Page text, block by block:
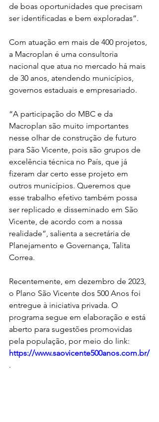
de boas oportunidades que precisam
ser identificadas e bem exploradas”.
Com atuação em mais de 400 projetos,
a Macroplan é uma consultoria
nacional que atua no mercado há mais
de 30 anos, atendendo municípios,
governos estaduais e empresariado.
“A participação do MBC e da
Macroplan são muito importantes
nesse olhar de construção de futuro
para São Vicente, pois são grupos de
excelência técnica no País, que já
fizeram dar certo esse projeto em
outros municípios. Queremos que
esse trabalho efetivo também possa
ser replicado e disseminado em São
Vicente, de acordo com a nossa
realidade”, salienta a secretária de
Planejamento e Governança, Talita
Correa.
Recentemente, em dezembro de 2023,
o Plano São Vicente dos 500 Anos foi
entregue à iniciativa privada. O
programa segue em elaboração e está
aberto para sugestões promovidas
pela população, por meio do link:
https://www.saovicente500anos.com.br/
.